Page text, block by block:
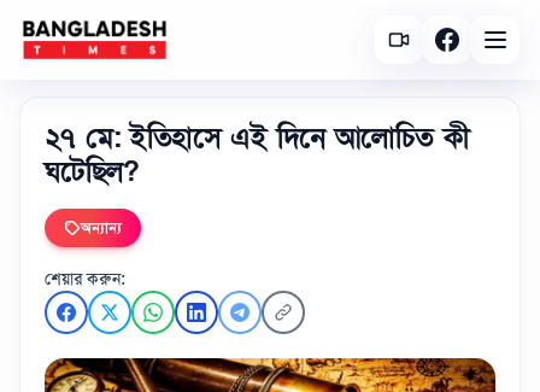
২৭ মে: ইতিহাসে এই দিনে আলোচিত কী
ঘটেছিল?
অন্যান্য
শেয়ার করুন: